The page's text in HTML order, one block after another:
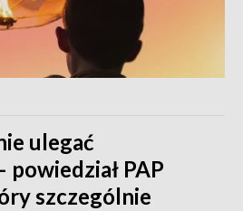
ulegać
PAP
szczególnie